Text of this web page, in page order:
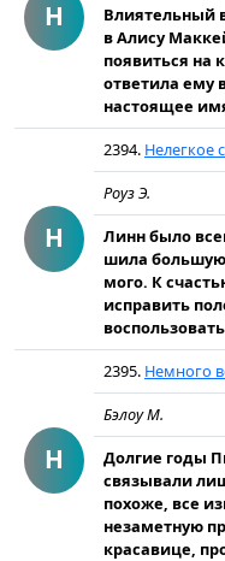
Н
Влиятельный
в Алису
появиться на
ответила ему
настоящее
Н
2394. Нелегкое
Роуз Э.
Линн было
шила
мого. К
исправить
Н
2395. Немного
Бэлоу М.
Долгие годы
связывали
похоже, все
незаметную
красавице,